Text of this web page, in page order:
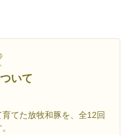
いて
てた放牧和豚を、全12回